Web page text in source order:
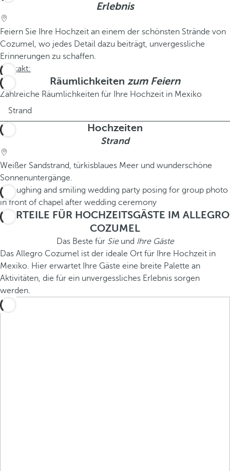
Erlebnis
Feiern Sie Ihre Hochzeit an einem der schönsten Strände von
Cozumel, wo jedes Detail dazu beiträgt, unvergessliche
Erinnerungen zu schaffen.
Kontakt:
Räumlichkeiten zum Feiern
Zahlreiche Räumlichkeiten für Ihre Hochzeit in Mexiko
Strand
Hochzeiten
Strand
Weißer Sandstrand, türkisblaues Meer und wunderschöne
Sonnenuntergänge.
VORTEILE FÜR HOCHZEITSGÄSTE IM ALLEGRO
COZUMEL
Das Beste für Sieund Ihre Gäste
Das Allegro Cozumel ist der ideale Ort für Ihre Hochzeit in
Mexiko. Hier erwartet Ihre Gäste eine breite Palette an
Aktivitäten, die für ein unvergessliches Erlebnis sorgen
werden.